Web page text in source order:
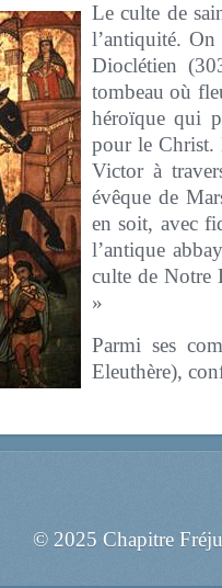
Le culte de
l’antiquité.
Dioclétien
tombeau où
héroïque qui
pour le Christ.
Victor à
évêque de
en soit, avec
l’antique
culte de Notre
»
Parmi ses
Eleuthère),
© 2025 Chapitre